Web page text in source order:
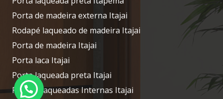
Porta de madeira externa Itajai
Rodapé laqueado de madeira Itajai
Porta de madeira Itajai
Porta laca Itajai
Porta laqueada preta Itajai
Portas Laqueadas Internas Itajai